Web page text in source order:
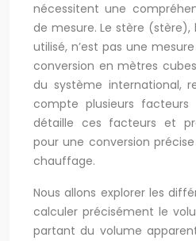
nécessitent une
de mesure. Le stère
utilisé, n’est pas une
conversion en mètres
du système international,
compte plusieurs
détaille ces facteurs et
pour une conversion
chauffage.
Nous allons explorer les
calculer précisément le
partant du volume